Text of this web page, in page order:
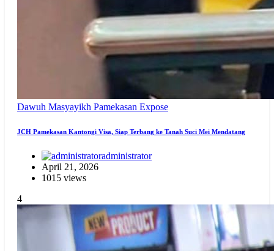
Dawuh Masyayikh Pamekasan Expose
JCH Pamekasan Kantongi Visa, Siap Terbang ke Tanah Suci Mei Mendatang
administrator
April 21, 2026
1015 views
4